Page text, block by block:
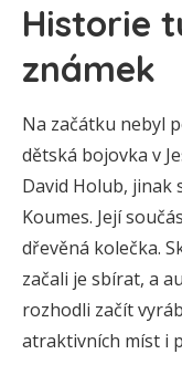
Historie
známek
Na začátku nebyl
dětská bojovka v
David Holub, jinak
Koumes. Její
dřevěná kolečka.
začali je sbírat, a
rozhodli začít
atraktivních míst i